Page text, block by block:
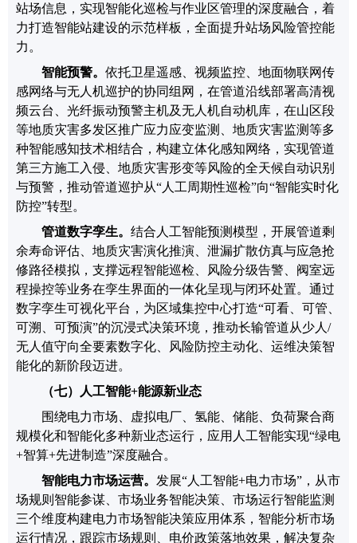
站场信息 ，实现智能化巡检与作业区管理的深度融合 ， 着
力打造智能站建设的示范样板 ，全面提升站场风险管控能
力。
智能预警。 依托卫星遥感、视频监控、地面物联网传
感网络与无人机巡护的协同组网，在管道沿线部署高清视
频云台、光纤振动预警主机及无人机自动机库，在山区段
等地质灾害多发区推广应力应变监测、地质灾害监测等多
种智能感知技术相结合，构建立体化感知网络，实现管道
第三方施工入侵、地质灾害形变等风险的全天候自动识别
与预警，推动管道巡护从“人工周期性巡检”向“智能实时化
防控”转型。
管道数字孪生。 结合人工智能预测模型，开展管道剩
余寿命评估、地质灾害演化推演、泄漏扩散仿真与应急抢
修路径模拟，支撑远程智能巡检、风险分级告警、阀室远
程操控等业务在孪生界面的一体化呈现与闭环处置。通过
数字孪生可视化平台，为区域集控中心打造“可看、可管、
可溯、可预演”的沉浸式决策环境，推动长输管道从少人 /
无人值守向全要素数字化、风险防控主动化、运维决策智
能化的新阶段迈进。
（七）人工智能+能源新业态
围绕电力市场、
虚拟电厂、 氢能、储能、 负荷聚合商
规模化和智能化多种新业态运行， 应用人工智能实现“绿电
+智算+先进制造”深度融合。
智能电力市场运营。 发展“人工智能+电力市场” ，从市
场规则智能参谋、市场业务智能决策、市场运行智能监测
三个维度构建电力市场智能决策应用体系， 智能分析市场
运行情况，跟踪市场规则、电价政策落地效果， 解决复杂